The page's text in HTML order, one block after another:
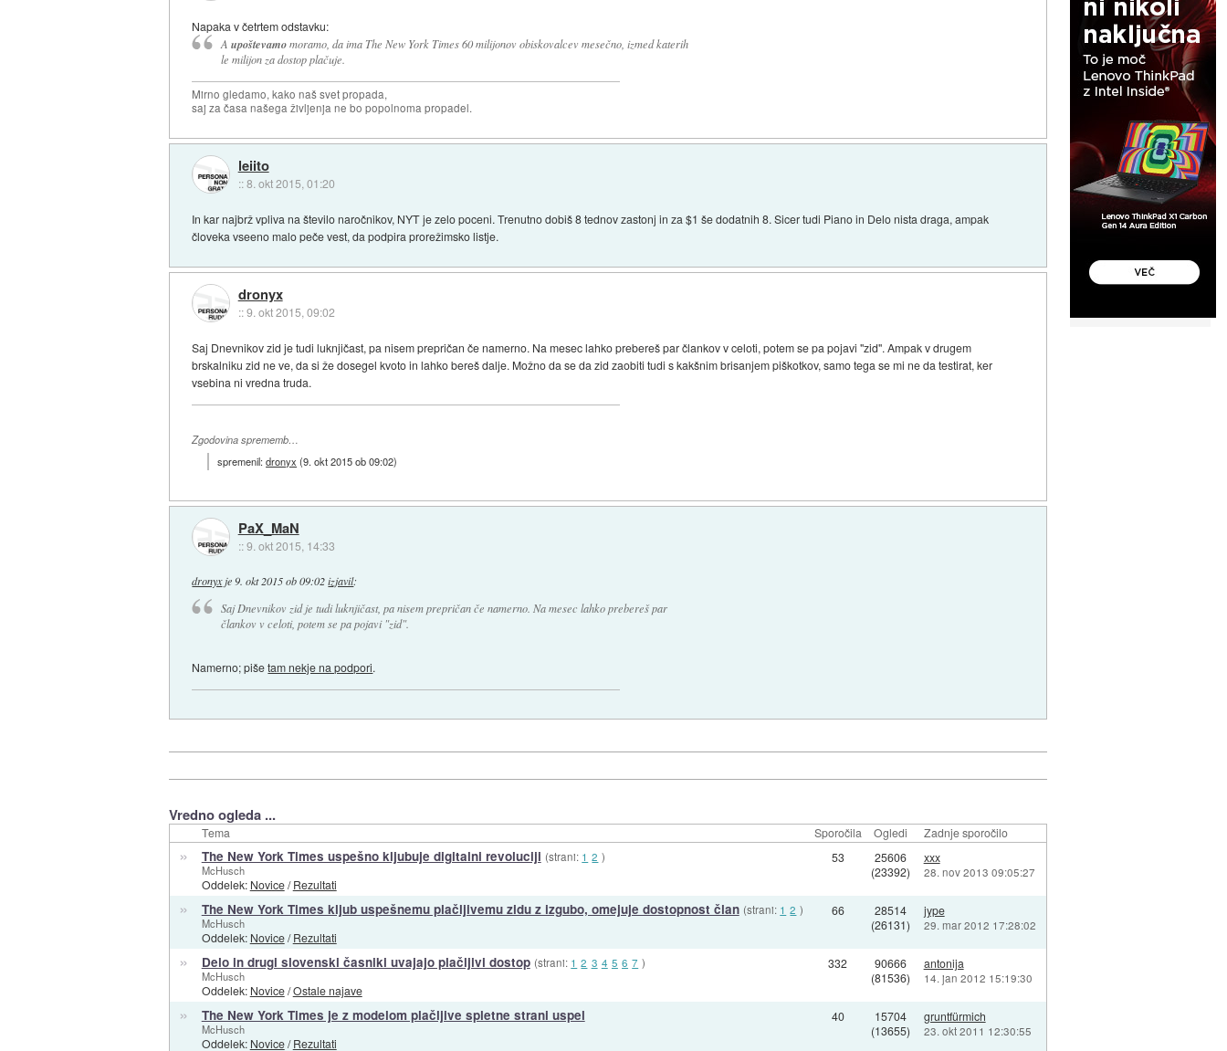
Napaka v četrtem odstavku:
A upoštevamomoramo, da ima The New York Times 60 milijonov obiskovalcev mesečno, izmed katerih
le milijon za dostop plačuje.
Mirno gledamo, kako naš svet propada,
saj za časa našega življenja ne bo popolnoma propadel.
leiito
::8. okt 2015, 01:20
In kar najbrž vpliva na število naročnikov, NYT je zelo poceni. Trenutno dobiš 8 tednov zastonj in za $1 še dodatnih 8. Sicer tudi Piano in Delo nista draga, ampak
človeka vseeno malo peče vest, da podpira prorežimsko listje.
dronyx
::9. okt 2015, 09:02
Saj Dnevnikov zid je tudi luknjičast, pa nisem prepričan če namerno. Na mesec lahko prebereš par člankov v celoti, potem se pa pojavi "zid". Ampak v drugem
brskalniku zid ne ve, da si že dosegel kvoto in lahko bereš dalje. Možno da se da zid zaobiti tudi s kakšnim brisanjem piškotkov, samo tega se mi ne da testirat, ker
vsebina ni vredna truda.
Zgodovina sprememb…
spremenil:dronyx (9. okt 2015 ob 09:02)
PaX_MaN
::9. okt 2015, 14:33
dronyxje 9. okt 2015 ob 09:02 izjavil:
Saj Dnevnikov zid je tudi luknjičast, pa nisem prepričan če namerno. Na mesec lahko prebereš par
člankov v celoti, potem se pa pojavi "zid".
Namerno; pišetam nekje na podpori.
Vredno ogleda ...
Tema Sporočila Ogledi Zadnje sporočilo
» The New York Times uspešno kljubuje digitalni revoluciji (strani: 1 2 )
McHusch
Oddelek: Novice/Rezultati
53
25606
(23392)
xxx
28. nov 2013 09:05:27
» The New York Times kljub uspešnemu plačljivemu zidu z izgubo, omejuje dostopnost član (strani: 1 2 )
McHusch
Oddelek: Novice/Rezultati
66
28514
(26131)
jype
29. mar 2012 17:28:02
» Delo in drugi slovenski časniki uvajajo plačljivi dostop (strani: 1 2 3 4 5 6 7 )
McHusch
Oddelek: Novice/Ostale najave
332
90666
(81536)
antonija
14. jan 2012 15:19:30
» The New York Times je z modelom plačljive spletne strani uspel
McHusch
Oddelek: Novice/Rezultati
40
15704
(13655)
gruntfürmich
23. okt 2011 12:30:55